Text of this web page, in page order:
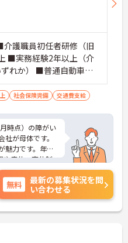
護職員初任者研修（旧
■実務経験2年以上（介
れか） ■普通自動車運
※管理業務に就かれて
社会保険完備 交通費支給
時点）の障がい
が母体です。
魅力です。年間
や産休・育休制
ートとの両立も
新しいキャリア
。20代から60代
職場です。ご興
ので、お気軽に
無料
最新の募集状況を問
い合わせる